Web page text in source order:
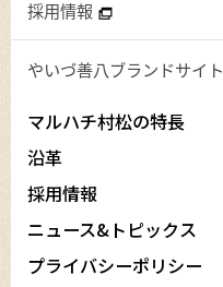
採用情報
やいづ善八ブランドサイト
マルハチ村松の特長
沿革
採用情報
ニュース&トピックス
プライバシーポリシー